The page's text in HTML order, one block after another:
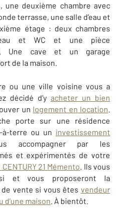
une deuxième chambre avec
terrasse, une salle d’eau et
étage : deux chambres
et WC et une pièce
Une cave et un garage
de la maison.
ou une ville voisine vous a
décidé d’y acheter un bien
un logement en location.
porte sur une résidence
à-terre ou un investissement
accompagner par les
et expérimentés de votre
21 Mémento. Ils vous
et vous proposeront la
vente si vous êtes vendeur
d’une maison. À bientôt.